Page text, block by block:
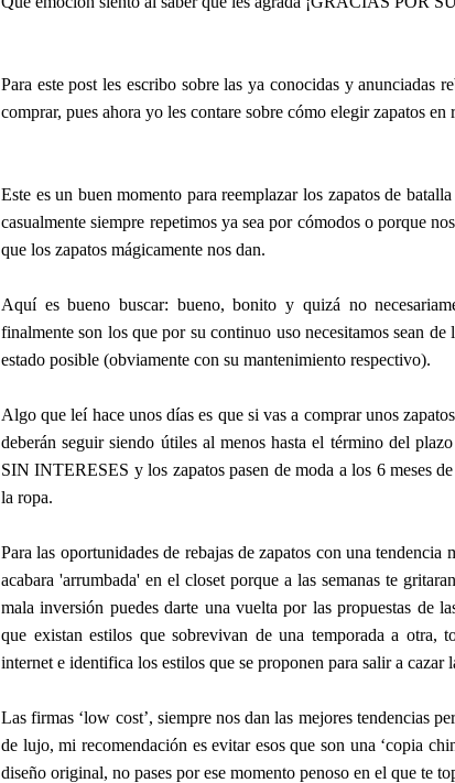
Para este post les escribo sobre las ya conocidas y anunciadas
comprar, pues ahora yo les contare sobre cómo elegir zapatos en
Este es un buen momento para reemplazar los zapatos de
casualmente siempre repetimos ya sea por cómodos o porque
que los zapatos mágicamente nos dan.
Aquí es bueno buscar: bueno, bonito y quizá no
finalmente son los que por su continuo uso necesitamos sean
estado posible (obviamente con su mantenimiento respectivo).
Algo que leí hace unos días es que si vas a comprar unos
deberán seguir siendo útiles al menos hasta el término del
SIN INTERESES y los zapatos pasen de moda a los 6 meses
la ropa.
Para las oportunidades de rebajas de zapatos con una
acabara 'arrumbada' en el closet porque a las semanas te
mala inversión puedes darte una vuelta por las propuestas de
que existan estilos que sobrevivan de una temporada a
internet e identifica los estilos que se proponen para salir a cazar
Las firmas ‘low cost’, siempre nos dan las mejores tendencias
de lujo, mi recomendación es evitar esos que son una ‘copia
diseño original, no pases por ese momento penoso en el que te